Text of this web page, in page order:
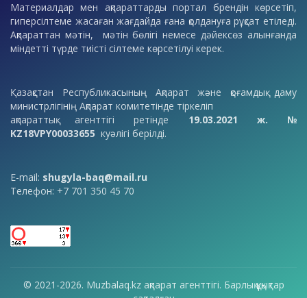
Материалдар мен ақпараттарды портал брендін көрсетіп,
гиперсілтеме жасаған жағдайда ғана қолдануға рұқсат етіледі.
Ақпараттан мәтін, мәтін бөлігі немесе дәйексөз алынғанда
міндетті түрде тиісті сілтеме көрсетілуі керек.
Қазақстан Республикасының Ақпарат және қоғамдық даму
министрлігінің Ақпарат комитетінде тіркеліп
ақпараттық агенттігі ретінде 19.03.2021 ж. №
KZ18VPY00033655 куәлігі берілді.
E-mail: shugyla-baq@mail.ru
Телефон: +7 701 350 45 70
© 2021-2026. Muzbalaq.kz ақпарат агенттігі. Барлық құқықтар